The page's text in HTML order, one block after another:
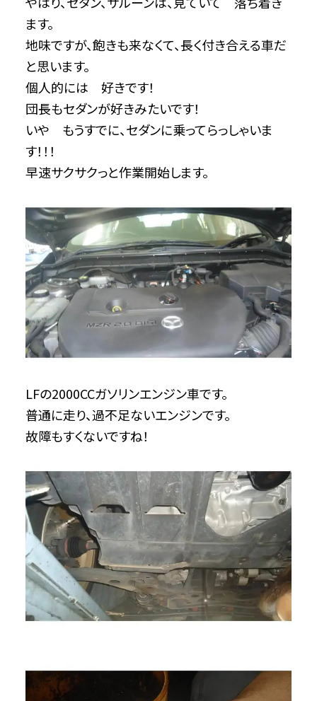
ます。
地味ですが、飽きも来なくて、長く付き合える車だ
と思います。
個人的には 好きです！
団長もセダンが好きみたいです！
いや もうすでに、セダンに乗ってらっしゃいま
す！！！
早速サクサクっと作業開始します。
LFの2000CCガソリンエンジン車です。
普通に走り、過不足ないエンジンです。
故障もすくないですね！